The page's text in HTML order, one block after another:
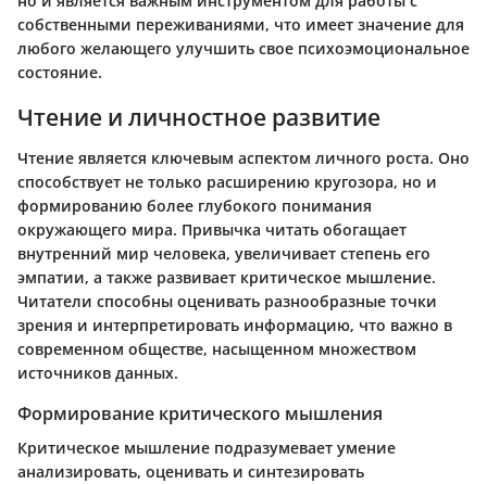
собственными переживаниями, что имеет значение для
любого желающего улучшить свое психоэмоциональное
состояние.
Чтение и личностное развитие
Чтение является ключевым аспектом личного роста. Оно
способствует не только расширению кругозора, но и
формированию более глубокого понимания
окружающего мира. Привычка читать обогащает
внутренний мир человека, увеличивает степень его
эмпатии, а также развивает критическое мышление.
Читатели способны оценивать разнообразные точки
зрения и интерпретировать информацию, что важно в
современном обществе, насыщенном множеством
источников данных.
Формирование критического мышления
Критическое мышление подразумевает умение
анализировать, оценивать и синтезировать